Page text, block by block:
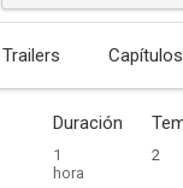
Trailers Capítulos
Duración
1
hora
2